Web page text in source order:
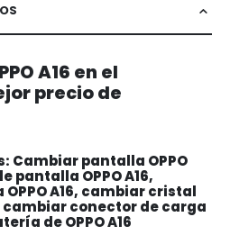
A16 en el
precio de
Cambiar pantalla OPPO
pantalla OPPO A16,
A16, cambiar cristal
cambiar conector de carga
de OPPO A16